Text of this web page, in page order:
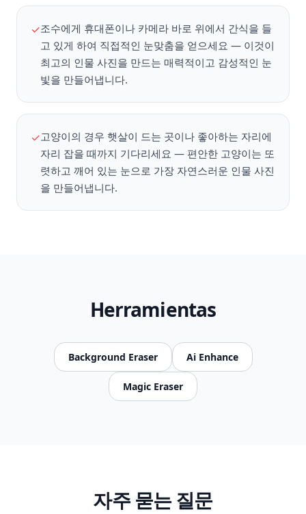
✓조수에게 휴대폰이나 카메라 바로 위에서 간식을 들
고 있게 하여 직접적인 눈맞춤을 얻으세요 — 이것이
최고의 인물 사진을 만드는 매력적이고 감성적인 눈
빛을 만들어냅니다.
✓고양이의 경우 햇살이 드는 곳이나 좋아하는 자리에
자리 잡을 때까지 기다리세요 — 편안한 고양이는 또
렷하고 깨어 있는 눈으로 가장 자연스러운 인물 사진
을 만들어냅니다.
Herramientas
Background Eraser Ai Enhance
Magic Eraser
자주 묻는 질문